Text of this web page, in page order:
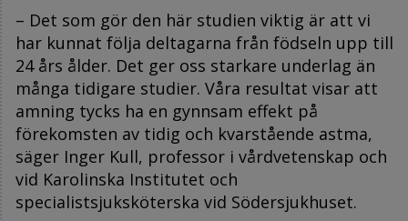
– Det som gör den här studien viktig är att vi
har kunnat följa deltagarna från födseln upp till
24 års ålder. Det ger oss starkare underlag än
många tidigare studier. Våra resultat visar att
amning tycks ha en gynnsam effekt på
förekomsten av tidig och kvarstående astma,
säger Inger Kull, professor i vårdvetenskap och
vid Karolinska Institutet och
specialistsjuksköterska vid Södersjukhuset.